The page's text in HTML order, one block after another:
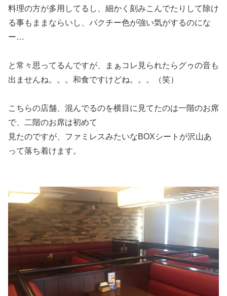
料理の方が多用してるし、細かく刻みこんでたりして除け
る事もままならいし、パクチー色が強い気がするのにな
ー…
と常々思ってるんですが、まぁコレ見られたらグゥの音も
出ませんね。。。和食ですけどね。。。（笑）
こちらの店舗、混んでるのを横目に見てたのは一階のお席
で、二階のお席は初めて
見たのですが、ファミレスみたいなBOXシートが沢山あ
って落ち着けます。